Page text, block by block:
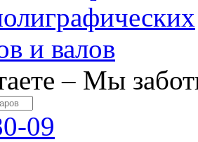
– Мы
09